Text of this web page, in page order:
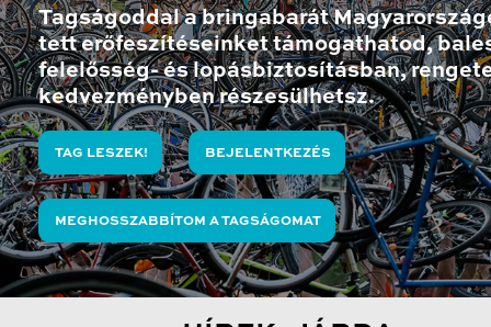
Tagságoddal a bringabarát
tett erőfeszítéseinket támogathatod,
felelősség- és lopásbiztosításban,
kedvezményben részesülhetsz.
TAG LESZEK! BEJELENTKEZÉS
MEGHOSSZABBÍTOM A TAGSÁGOMAT